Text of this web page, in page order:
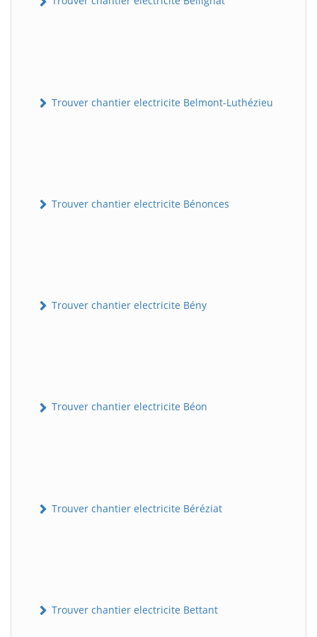
Trouver chantier electricite Belmont-Luthézieu
Trouver chantier electricite Bénonces
Trouver chantier electricite Bény
Trouver chantier electricite Béon
Trouver chantier electricite Béréziat
Trouver chantier electricite Bettant